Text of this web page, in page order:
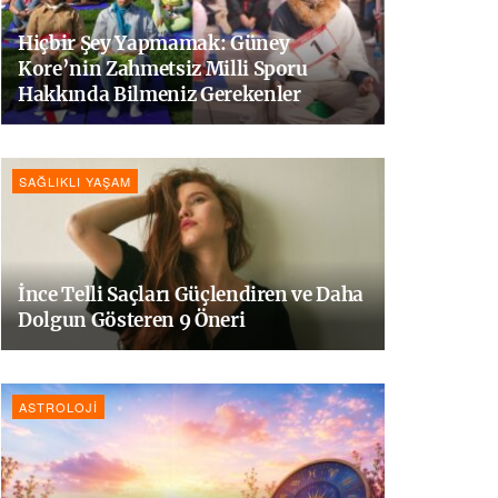
Hiçbir Şey Yapmamak: Güney
Kore’nin Zahmetsiz Milli Sporu
Hakkında Bilmeniz Gerekenler
SAĞLIKLI YAŞAM
İnce Telli Saçları Güçlendiren ve Daha
Dolgun Gösteren 9 Öneri
ASTROLOJI